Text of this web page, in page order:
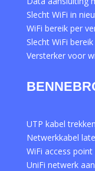
Slecht WiFi in
WiFi bereik per
Slecht WiFi
Versterker voor
UTP kabel
Netwerkkabel
WiFi access
UniFi netwerk